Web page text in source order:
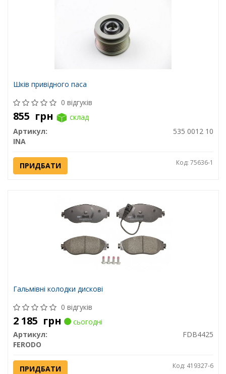
Шків привідного паса
0 відгуків
855 грн
склад
Артикул:
535 0012 10
INA
ПРИДБАТИ Код: 75636-1
Гальмівні колодки дискові
0 відгуків
2 185 грн
сьогодні
Артикул:
FDB4425
FERODO
ПРИДБАТИ Код: 419327-6